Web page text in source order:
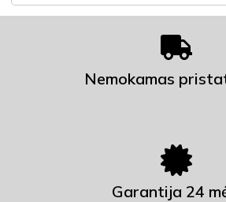
Nemokamas
Garantija 24